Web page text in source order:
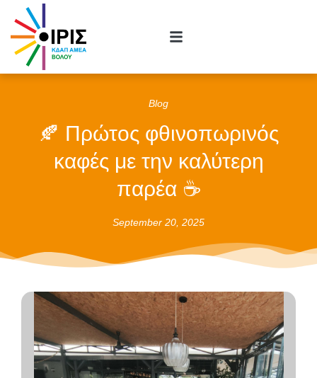
Blog
🍂 Πρώτος φθινοπωρινός
καφές με την καλύτερη
παρέα ☕
September 20, 2025